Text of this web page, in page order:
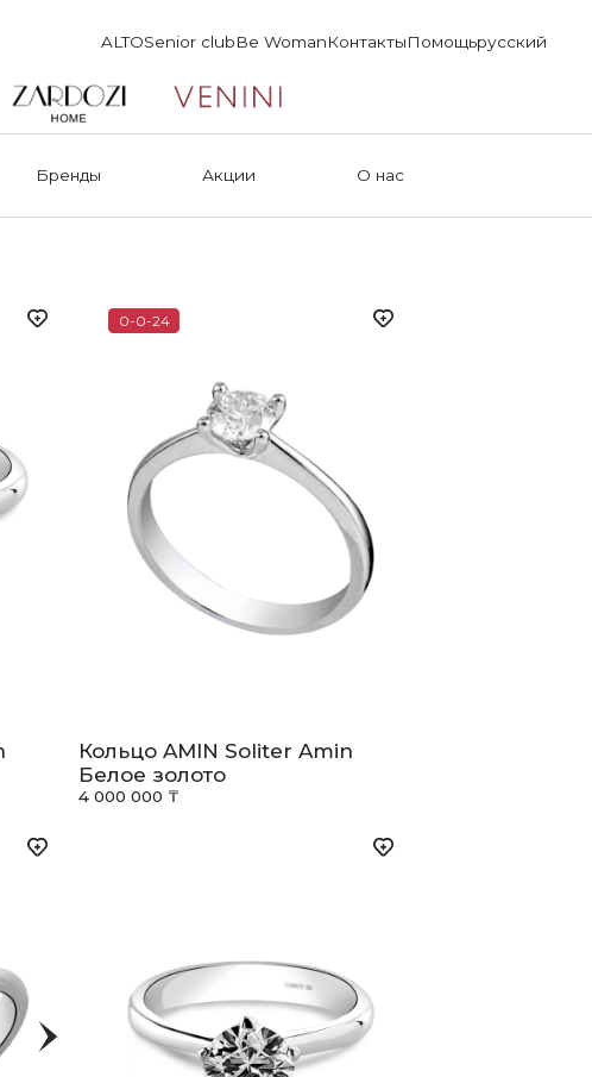
ALTOSenior clubBe WomanКонтактыПомощьрусский
Бренды Акции О нас
0-0-24
Кольцо AMIN Soliter Amin
Белое золото
4 000 000 ₸